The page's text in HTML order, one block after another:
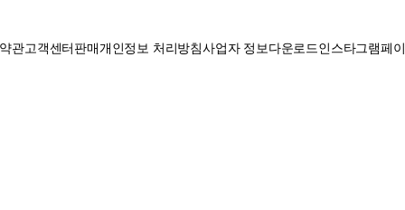
관고객센터판매개인정보 처리방침사업자 정보다운로드인스타그램페